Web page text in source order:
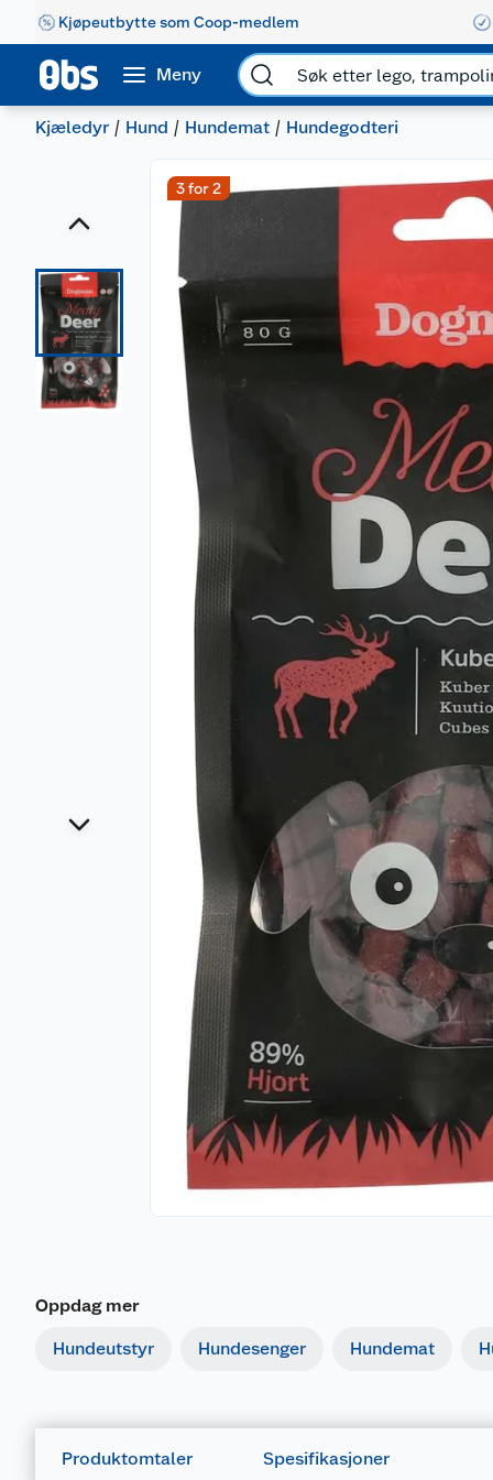
Kjøpeutbytte som Coop-medlem
Meny
Kjæledyr Hund Hundemat Hundegodteri
3 for 2
Oppdag mer
Hundeutstyr Hundesenger Hundemat
Produktomtaler Spesifikasjoner
Generelt